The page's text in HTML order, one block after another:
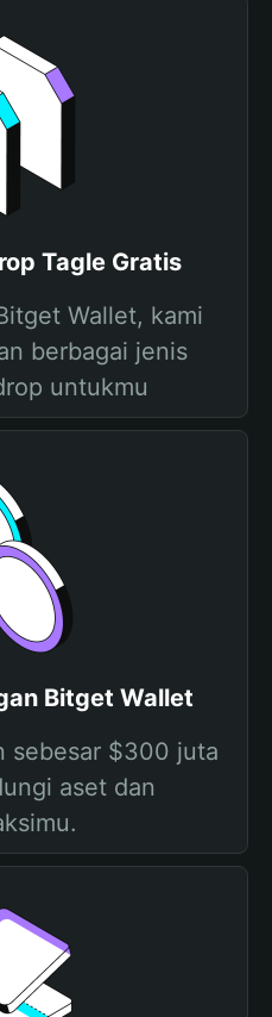
Tagle Gratis
Wallet, kami
berbagai jenis
untukmu
Bitget Wallet
sebesar $300 juta
aset dan